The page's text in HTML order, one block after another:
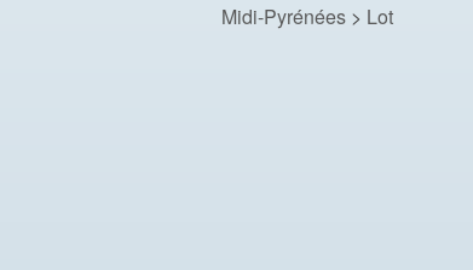
Midi-Pyrénées > Lot